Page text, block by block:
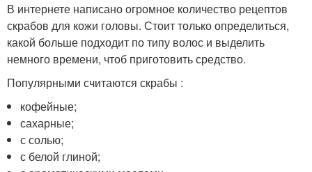
В интернете написано огромное количество рецептов
скрабов для кожи головы. Стоит только определиться,
какой больше подходит по типу волос и выделить
немного времени, чтоб приготовить средство.
Популярными считаются скрабы :
кофейные;
сахарные;
с солью;
с белой глиной;